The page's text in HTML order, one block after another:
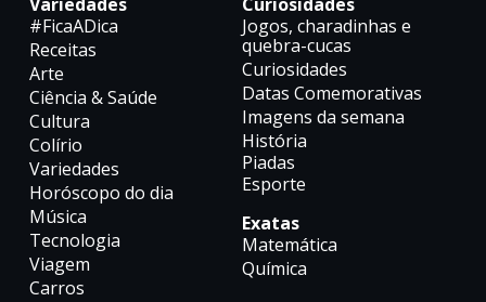
#FicaADica
Receitas
Arte
Ciência & Saúde
Cultura
Colírio
Variedades
Horóscopo do dia
Música
Tecnologia
Viagem
Carros
Jogos, charadinhas e
quebra-cucas
Curiosidades
Datas Comemorativas
Imagens da semana
História
Piadas
Esporte
Exatas
Matemática
Química